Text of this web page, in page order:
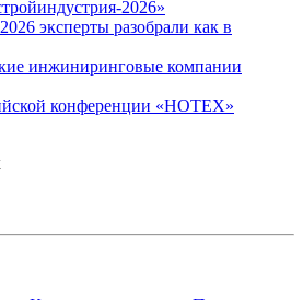
2026»
эксперты разобрали как в
инжиниринговые компании
конференции «НОТЕХ»